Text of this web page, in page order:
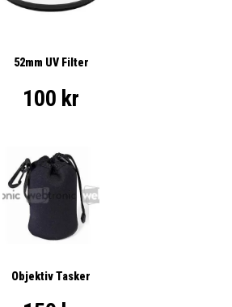
52mm UV Filter
100 kr
Objektiv Tasker